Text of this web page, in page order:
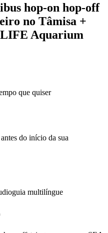
hop-on hop-off
no Tâmisa +
LIFE Aquarium
que quiser
do início da sua
multilíngue